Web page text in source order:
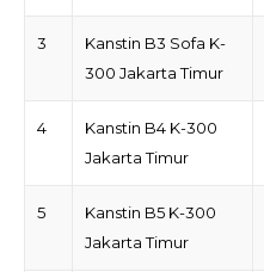
3
Kanstin B3 Sofa K-
300 Jakarta Timur
4
Kanstin B4 K-300
Jakarta Timur
5
Kanstin B5 K-300
Jakarta Timur